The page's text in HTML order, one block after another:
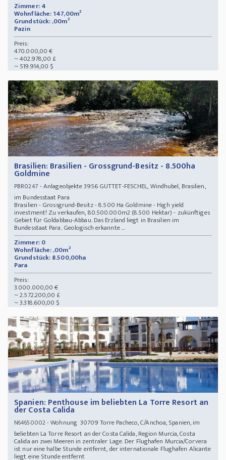
Zimmer: 4
Wohnfläche: 147,00m²
Grundstück: ,00m²
Pazin
Preis:
470.000,00 €
~ 402.978,00 £
~ 519.914,00 $
Brasilien: Brasilien - Grossgrund-Besitz - 8.500ha
Goldmine
PBR0247 - Anlageobjekte 3956 GUTTET-FESCHEL, Windhubel, Brasilien,
im Bundesstaat Para
Brasilien - Grossgrund-Besitz - 8.500 Ha Goldmine - High yield
investment! Zu verkaufen, 80.500.000m2 (8.500 Hektar) - zukünftiges
Gebiet für Goldabbau-Abbau. Das Erzland liegt in Brasilien im
Bundesstaat Para. Geologisch erkannte ...
Zimmer: 0
Wohnfläche: ,00m²
Grundstück: 8.500,00ha
Para
Preis:
3.000.000,00 €
~ 2.572.200,00 £
~ 3.318.600,00 $
Spanien: Penthouse im beliebten La Torre Resort an
der Costa Calida
N64650002- Wohnung 30709 Torre Pacheco, C/Anchoa, Spanien, im
beliebten La Torre Resort an der Costa Calida, Region Murcia, Costa
Calida an zwei Meeren in zentraler Lage. Der Flughafen Murcia/Corvera
ist nur eine halbe Stunde entfernt, der internationale Flughafen Alicante
liegt eine Stunde entfernt